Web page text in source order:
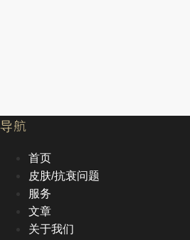
导航
首页
皮肤/抗衰问题
服务
文章
关于我们